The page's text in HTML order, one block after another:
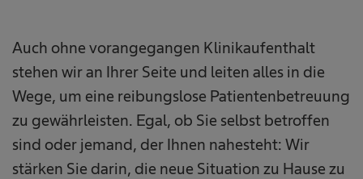
Auch ohne vorangegangen Klinikaufenthalt
stehen wir an Ihrer Seite und leiten alles in die
Wege, um eine reibungslose Patientenbetreuung
zu gewährleisten. Egal, ob Sie selbst betroffen
sind oder jemand, der Ihnen nahesteht: Wir
stärken Sie darin, die neue Situation zu Hause zu